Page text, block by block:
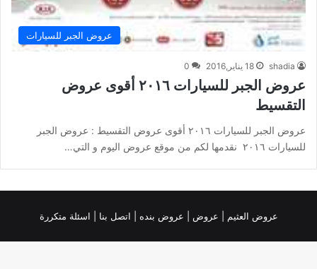
عروض الجبر للسيارات
shadia 18 يناير,2016 0
عروض الجبر للسيارات ٢٠١٦ أقوى عروض
التقسيط
عروض الجبر للسيارات ٢٠١٦ أقوى عروض التقسيط : عروض الجبر
للسيارات ٢٠١٦ نقدمها لكم من موقع عروض اليوم و التي…
عروض العثيم عروض عروض بنده | اتصل بنا | اسئلة متكررة